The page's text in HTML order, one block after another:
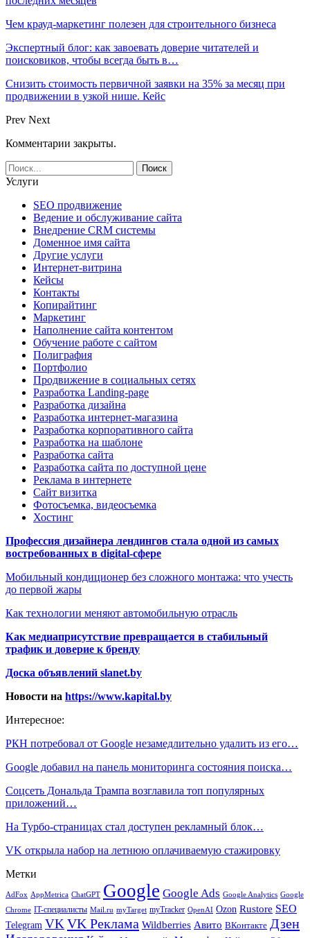
Чем крауд-маркетинг полезен для строительного бизнеса
Экспертный блог: как завоевать доверие читателей и
поисковиков, чтобы всегда быть в…
Снизить стоимость первичной заявки на 35% за месяц при
продвижении в узкой нише. Кейс
Prev Next
Комментарии закрыты.
Услуги
SEO продвижение
Ведение и обслуживание сайта
Внедрение CRM системы
Доменное имя сайта
Другие услуги
Интернет-витрина
Кейсы
Контакты
Копирайтинг
Маркетинг
Наполнение сайта контентом
Обучение работе с сайтом
Полиграфия
Портфолио
Продвижение в социальных сетях
Разработка Landing-page
Разработка дизайна
Разработка интернет-магазина
Разработка корпоративного сайта
Разработка на шаблоне
Разработка сайта
Разработка сайта по доступной цене
Реклама в интернете
Сайт визитка
Фотосъемка, видеосъемка
Хостинг
Профессия дизайнера лендингов стала одной из самых
востребованных в digital-сфере
Мобильный кондиционер без сложного монтажа: что учесть
до первой жары
Как технологии меняют автомобильную отрасль
Как медиаприсутствие превращается в стабильный
трафик и доверие к бренду
Доска объявлений slanet.by
Новости на https://www.kapital.by
Интересное:
РКН потребовал от Google незамедлительно удалить из его…
Google добавил на панель мониторинга состояния поиска…
Соцсеть Дональда Трампа возглавила топ популярных
приложений…
На Турбо-страницах стал доступен рекламный блок…
VK открыла набор на летнюю оплачиваемую стажировку
Метки
AdFox AppMetrica ChatGPT Google Google Ads Google Analytics Google
Chrome IT-специалисты Mail.ru myTarget myTracker OpenAI Ozon Rustore SEO
Telegram VK VK Реклама Wildberries Авито ВКонтакте Дзен